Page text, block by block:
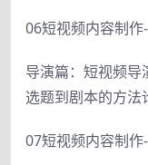
06短视频内容制作
导演篇：短视频导
选题到剧本的方法
07短视频内容制作